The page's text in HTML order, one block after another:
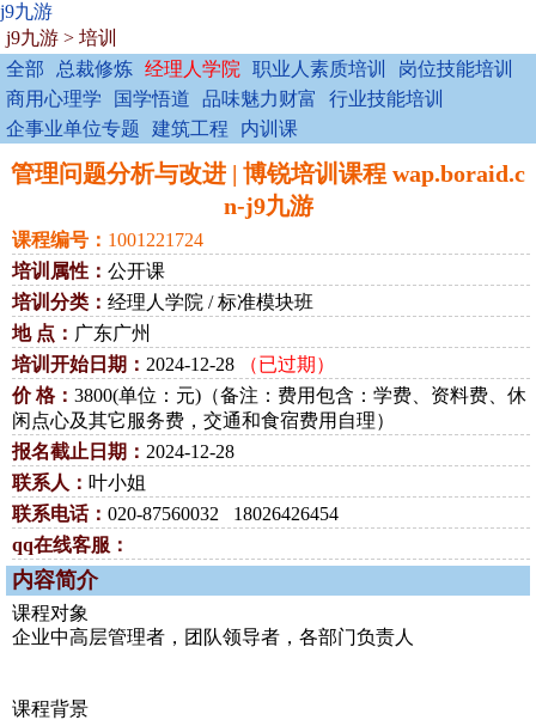
j9九游
j9九游 > 培训
全部
总裁修炼 经理人学院 职业人素质培训
岗位技能培训
商用心理学
国学悟道 品味魅力财富
行业技能培训
企事业单位专题
建筑工程 内训课
管理问题分析与改进 | 博锐培训课程 wap.boraid.c
n-j9九游
课程编号： 1001221724
培训属性： 公开课
培训分类： 经理人学院 / 标准模块班
地 点： 广东广州
培训开始日期： 2024-12-28
（已过期）
价 格： 3800(单位：元)（备注：费用包含：学费、资料费、休
闲点心及其它服务费，交通和食宿费用自理）
报名截止日期： 2024-12-28
联系人： 叶小姐
联系电话： 020-87560032 18026426454
qq在线客服：
内容简介
课程对象
企业中高层管理者，团队领导者，各部门负责人
课程背景